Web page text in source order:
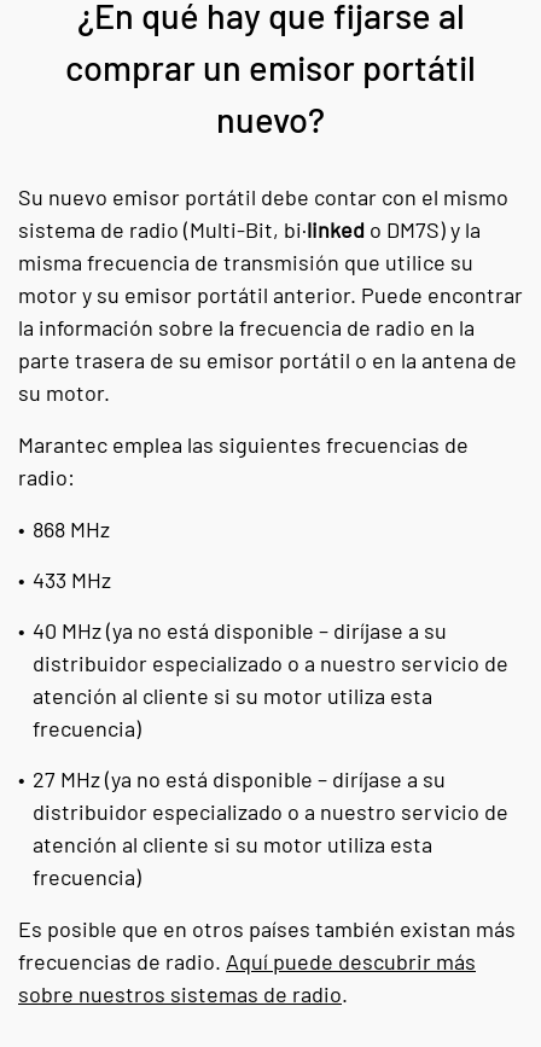
¿En qué hay que fijarse al
comprar un emisor portátil
nuevo?
Su nuevo emisor portátil debe contar con el mismo
sistema de radio (Multi-Bit, bi·linked o DM7S) y la
misma frecuencia de transmisión que utilice su
motor y su emisor portátil anterior. Puede encontrar
la información sobre la frecuencia de radio en la
parte trasera de su emisor portátil o en la antena de
su motor.
Marantec emplea las siguientes frecuencias de
radio:
868 MHz
433 MHz
40 MHz (ya no está disponible – diríjase a su
distribuidor especializado o a nuestro servicio de
atención al cliente si su motor utiliza esta
frecuencia)
27 MHz (ya no está disponible – diríjase a su
distribuidor especializado o a nuestro servicio de
atención al cliente si su motor utiliza esta
frecuencia)
Es posible que en otros países también existan más
frecuencias de radio. Aquí puede descubrir más
sobre nuestros sistemas de radio.